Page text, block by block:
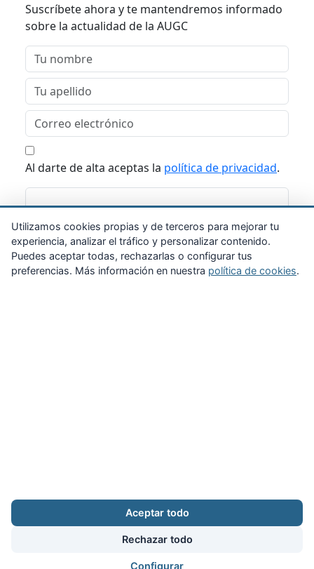
Suscríbete ahora y te mantendremos informado
sobre la actualidad de la AUGC
Al darte de alta aceptas la política de privacidad.
Suscribirme
Aviso legal · Cookies · Configurar cookies · Privacidad · Contacto
Calle Puerto Rico, 29 local C · 28016 Madrid
augc@augc.org
91 362 45 86
Facebook
Utilizamos cookies propias y de terceros para mejorar tu
experiencia, analizar el tráfico y personalizar contenido.
Puedes aceptar todas, rechazarlas o configurar tus
preferencias. Más información en nuestra política de cookies.
Aceptar todo
Rechazar todo
Configurar